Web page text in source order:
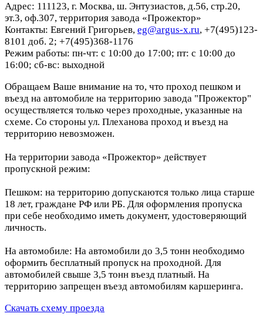
Адрес: 111123, г. Москва, ш. Энтузиастов, д.56, стр.20,
эт.3, оф.307, территория завода «Прожектор»
Контакты: Евгений Григорьев, eg@argus-x.ru, +7(495)123-
8101 доб. 2; +7(495)368-1176
Режим работы: пн-чт: с 10:00 до 17:00; пт: с 10:00 до
16:00; сб-вс: выходной
Обращаем Ваше внимание на то, что проход пешком и
въезд на автомобиле на территорию завода "Прожектор"
осуществляется только через проходные, указанные на
схеме. Со стороны ул. Плеханова проход и въезд на
территорию невозможен.
На территории завода «Прожектор» действует
пропускной режим:
Пешком: на территорию допускаются только лица старше
18 лет, граждане РФ или РБ. Для оформления пропуска
при себе необходимо иметь документ, удостоверяющий
личность.
На автомобиле: На автомобили до 3,5 тонн необходимо
оформить бесплатный пропуск на проходной. Для
автомобилей свыше 3,5 тонн въезд платный. На
территорию запрещен въезд автомобилям каршеринга.
Скачать схему проезда